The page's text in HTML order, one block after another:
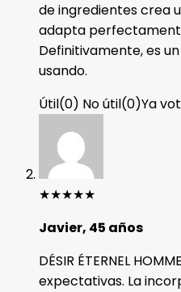
de ingredientes crea
adapta
Definitivamente, es
usando.
Útil(0) No útil(0)Ya
★★★★★
Javier, 45 años
DÉSIR ÉTERNEL
expectativas. La